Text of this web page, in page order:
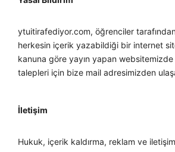
ytuitirafediyor.com, öğrenciler
herkesin içerik yazabildiği bir internet
kanuna göre yayın yapan websitemizde
talepleri için bize mail adresimizden
İletişim
Hukuk, içerik kaldırma, reklam ve